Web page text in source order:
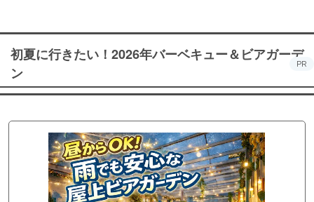
初夏に行きたい！2026年バーベキュー＆ビアガーデ
ン
PR